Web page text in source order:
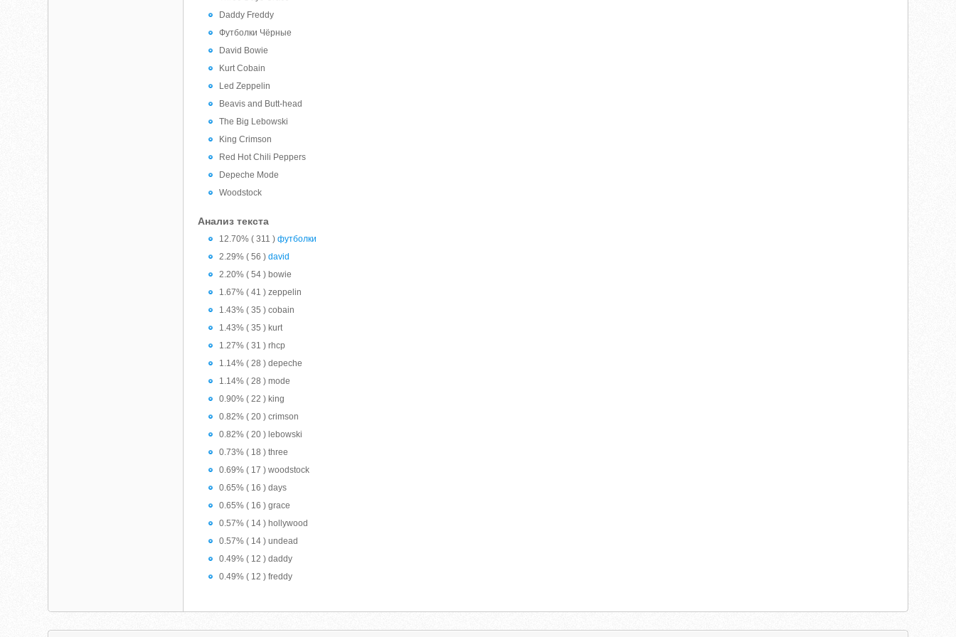
Daddy Freddy
Футболки Чёрные
David Bowie
Kurt Cobain
Led Zeppelin
Beavis and Butt-head
The Big Lebowski
King Crimson
Red Hot Chili Peppers
Depeche Mode
Woodstock
Анализ текста
12.70% ( 311 )футболки
2.29% ( 56 )david
2.20% ( 54 ) bowie
1.67% ( 41 ) zeppelin
1.43% ( 35 ) cobain
1.43% ( 35 ) kurt
1.27% ( 31 ) rhcp
1.14% ( 28 ) depeche
1.14% ( 28 ) mode
0.90% ( 22 ) king
0.82% ( 20 ) crimson
0.82% ( 20 ) lebowski
0.73% ( 18 ) three
0.69% ( 17 ) woodstock
0.65% ( 16 ) days
0.65% ( 16 ) grace
0.57% ( 14 ) hollywood
0.57% ( 14 ) undead
0.49% ( 12 ) daddy
0.49% ( 12 ) freddy